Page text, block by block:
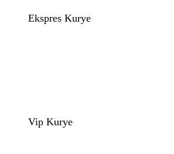
Ekspres Kurye
Vip Kurye